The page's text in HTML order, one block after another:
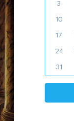
3
10
17
24
31